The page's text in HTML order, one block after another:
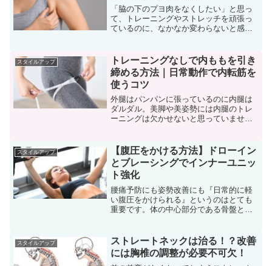
「脇の下のプヨ肉をなくしたい」と思っ
て、トレーニングやストレッチを頑張っ
ているのに、なかなか変わらないと感じ
いです。姿勢や体の使い方、むくみな
ど、原因によってアプローチ...
スタイルアップ
トレーニングなしで内ももを引き
締める方法｜日常動作で内転筋を
使うコツ
外腿はパンパンに張っているのに内腿は
ダルダル。美脚や美姿勢には内腿のトレ
ーニングは欠かせないと思っていません
くなってしまう原因は日頃から使えてい
ないから。日常生活でしっ...
スタイルアップ
【腹圧をかける方法】ドローイン
とブレーシングでインナーユニッ
ト強化
腰痛予防にも姿勢改善にも『日常的に軽
い腹圧をかけられる』というのはとても
重要です。体の中心部分である骨盤と腰
ッスル・インナーユニットの違いについ
てお話ししましたが、腹圧...
スタイルアップ
ストレートネックは治る！？改善
には胸椎の調整が必要不可欠！